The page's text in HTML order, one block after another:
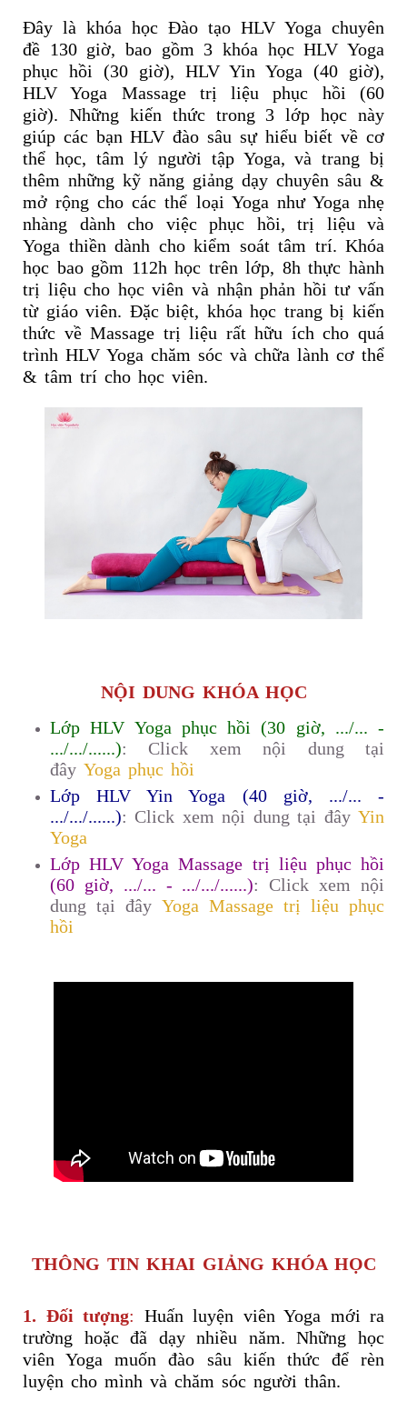
Đây là khóa học Đào tạo HLV Yoga chuyên
đề 130 giờ, bao gồm 3 khóa học HLV Yoga
phục hồi (30 giờ), HLV Yin Yoga (40 giờ),
HLV Yoga Massage trị liệu phục hồi (60
giờ). Những kiến thức trong 3 lớp học này
giúp các bạn HLV đào sâu sự hiểu biết về cơ
thể học, tâm lý người tập Yoga, và trang bị
thêm những kỹ năng giảng dạy chuyên sâu &
mở rộng cho các thể loại Yoga như Yoga nhẹ
nhàng dành cho việc phục hồi, trị liệu và
Yoga thiền dành cho kiểm soát tâm trí. Khóa
học bao gồm 112h học trên lớp, 8h thực hành
trị liệu cho học viên và nhận phản hồi tư vấn
từ giáo viên. Đặc biệt, khóa học trang bị kiến
thức về Massage trị liệu rất hữu ích cho quá
trình HLV Yoga chăm sóc và chữa lành cơ thể
& tâm trí cho học viên.
NỘI DUNG KHÓA HỌC
Lớp HLV Yoga phục hồi (30 giờ, .../... -
.../.../......): Click xem nội dung tại
đây Yoga phục hồi
Lớp HLV Yin Yoga (40 giờ, .../... -
.../.../......): Click xem nội dung tại đây Yin
Yoga
Lớp HLV Yoga Massage trị liệu phục hồi
(60 giờ, .../... - .../.../......): Click xem nội
dung tại đây Yoga Massage trị liệu phục
hồi
THÔNG TIN KHAI GIẢNG KHÓA HỌC
1. Đối tượng: Huấn luyện viên Yoga mới ra
trường hoặc đã dạy nhiều năm. Những học
viên Yoga muốn đào sâu kiến thức để rèn
luyện cho mình và chăm sóc người thân.